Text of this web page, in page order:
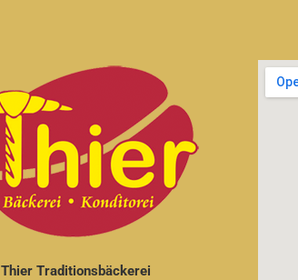
Thier Traditionsbäckerei